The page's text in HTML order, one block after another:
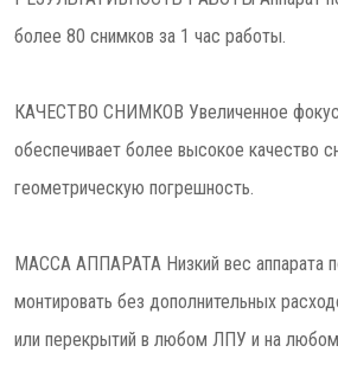
более 80 снимков за 1 час работы.
КАЧЕСТВО СНИМКОВ Увеличенное
обеспечивает более высокое качество
геометрическую погрешность.
МАССА АППАРАТА Низкий вес аппарата
монтировать без дополнительных
или перекрытий в любом ЛПУ и на